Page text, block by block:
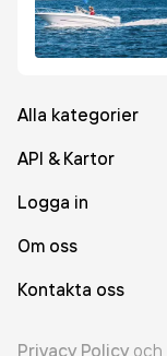
Alla kategorier
API & Kartor
Logga in
Om oss
Kontakta oss
Privacy Policy och